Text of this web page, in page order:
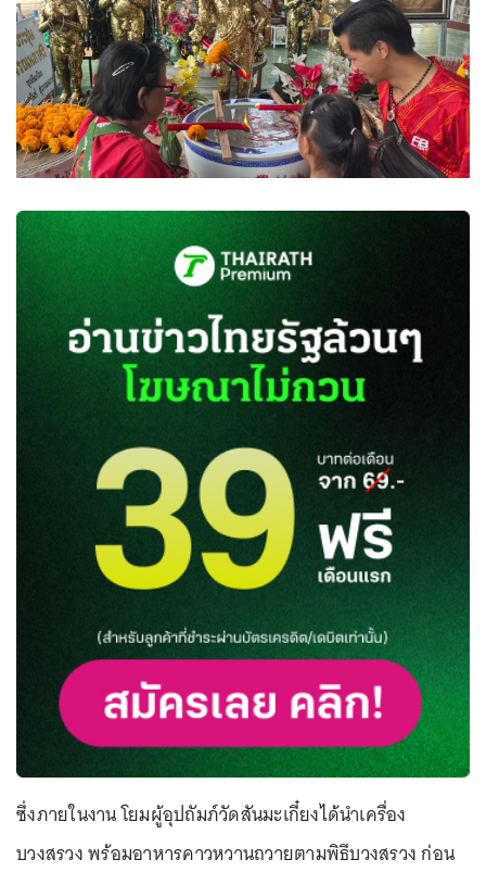
ซึ่งภายในงาน โยมผู้อุปถัมภ์วัดสันมะเกี๋ยงได้นำเครื่อง
บวงสรวง พร้อมอาหารคาวหวานถวายตามพิธีบวงสรวง ก่อน